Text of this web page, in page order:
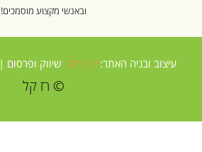
ובאנשי מקצוע מוסמכים!
עיצוב ובניה האתר:יוני מלכי שיווק ופרסום |
© רז קל